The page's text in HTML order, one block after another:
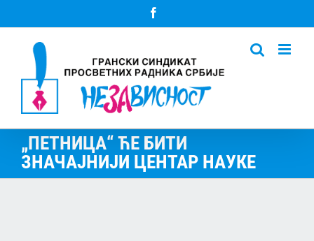
to
„ПЕТНИЦА“ ЋЕ БИТИ
ЗНАЧАЈНИЈИ ЦЕНТАР НАУКЕ